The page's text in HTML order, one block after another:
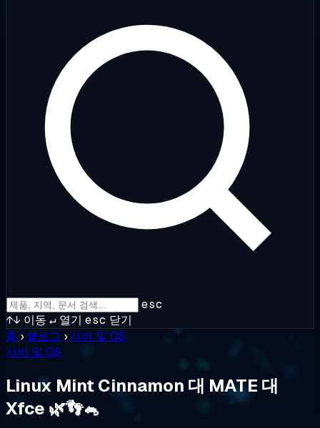
esc
↑↓ 이동 ↵ 열기 esc 닫기
홈 › 블로그 ›서버 및 OS
서버 및 OS
Linux Mint Cinnamon 대 MATE 대
Xfce 🌿👣🐁